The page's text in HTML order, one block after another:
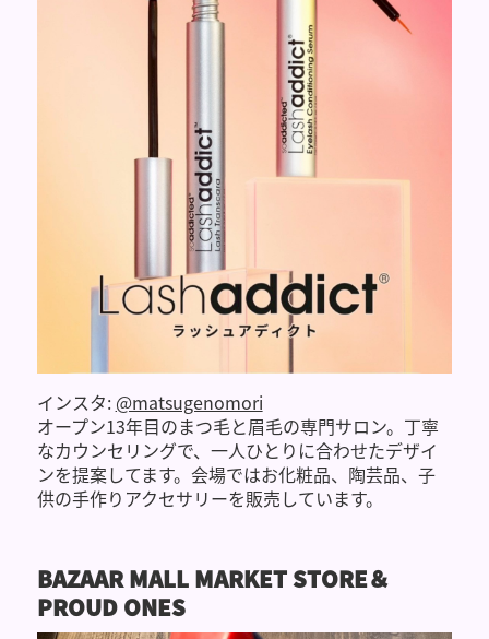
インスタ: @matsugenomori
オープン13年目のまつ毛と眉毛の専門サロン。丁寧
なカウンセリングで、一人ひとりに合わせたデザイ
ンを提案してます。会場ではお化粧品、陶芸品、子
供の手作りアクセサリーを販売しています。
BAZAAR MALL MARKET STORE＆
PROUD ONES